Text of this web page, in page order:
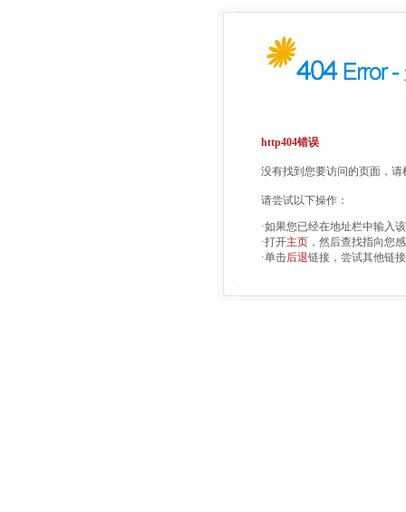
http404错误
没有找到您要访问的页面，
请尝试以下操作：
·如果您已经在地址栏中输入
·打开主页 ，然后查找指向您
·单击后退链接，尝试其他链